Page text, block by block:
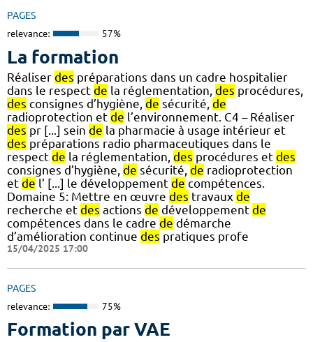
PAGES
relevance: 57%
La formation
Réaliser des préparations dans un cadre hospitalier
dans le respect de la réglementation, des procédures,
des consignes d’hygiène, de sécurité, de
radioprotection et de l’environnement. C4 – Réaliser
des pr [...] sein de la pharmacie à usage intérieur et
des préparations radio pharmaceutiques dans le
respect de la réglementation, des procédures et des
consignes d’hygiène, de sécurité, de radioprotection
et de l’ [...] le développement de compétences.
Domaine 5: Mettre en œuvre des travaux de
recherche et des actions de développement de
compétences dans le cadre de démarche
d’amélioration continue des pratiques profe
15/04/2025 17:00
PAGES
relevance: 75%
Formation par VAE